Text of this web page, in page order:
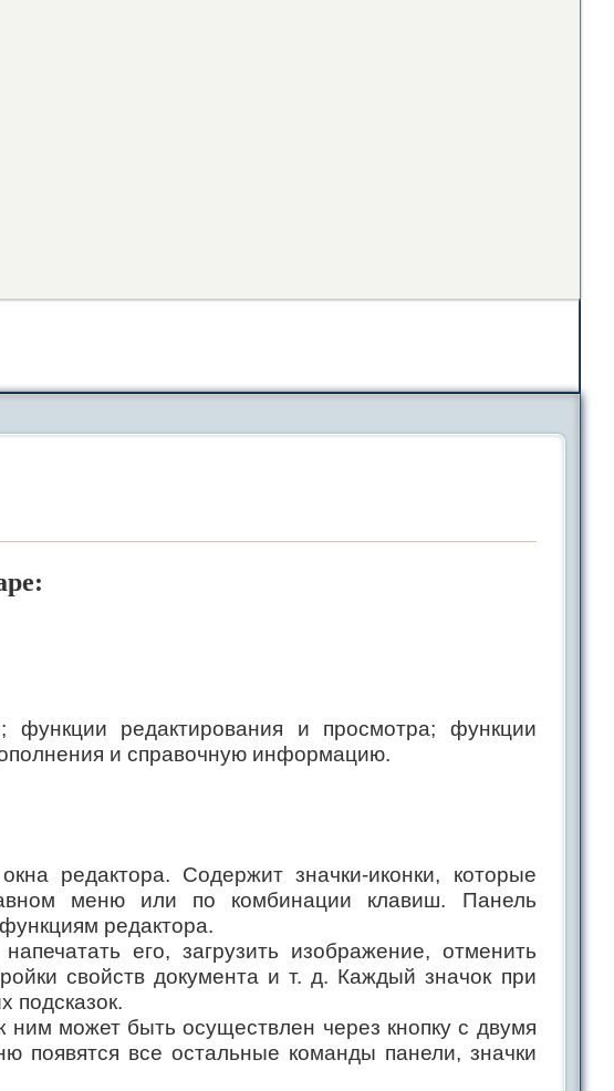
редактирования и просмотра; функции
и справочную информацию.
редактора. Содержит значки-иконки, которые
меню или по комбинации клавиш. Панель
редактора.
его, загрузить изображение, отменить
свойств документа и т. д. Каждый значок при
может быть осуществлен через кнопку с двумя
появятся все остальные команды панели, значки